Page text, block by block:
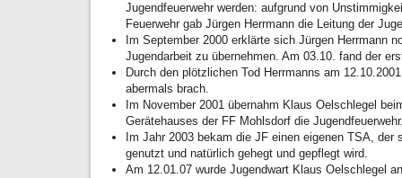
Jugendfeuerwehr werden: aufgrund von
Feuerwehr gab Jürgen Herrmann die Leitung der
Im September 2000 erklärte sich Jürgen Herrmann
Jugendarbeit zu übernehmen. Am 03.10. fand der
Durch den plötzlichen Tod Herrmanns am
abermals brach.
Im November 2001 übernahm Klaus Oelschlegel
Gerätehauses der FF Mohlsdorf die
Im Jahr 2003 bekam die JF einen eigenen TSA, der
genutzt und natürlich gehegt und gepflegt wird.
Am 12.01.07 wurde Jugendwart Klaus Oelschlegel